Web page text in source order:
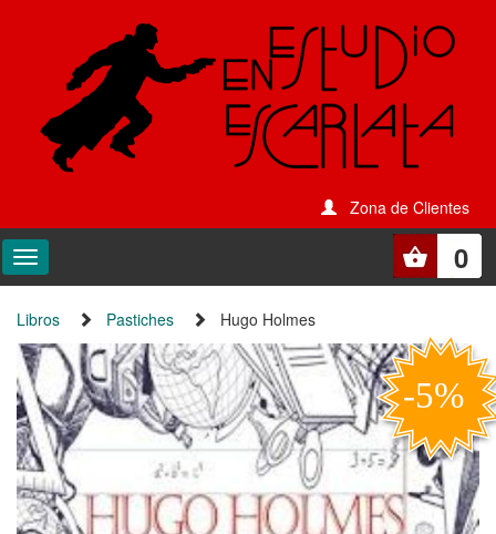
Zona de Clientes
0
Libros Pastiches Hugo Holmes